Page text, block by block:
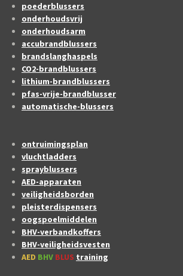
poederblussers
onderhoudsvrij
onderhoudsarm
accubrandblussers
brandslanghaspels
CO2-brandblussers
lithium-brandblussers
pfas-vrije-brandblusser
automatische-blussers
ontruimingsplan
vluchtladders
sprayblussers
AED-apparaten
veiligheidsborden
pleisterdispensers
oogspoelmiddelen
BHV-verbandkoffers
BHV-veiligheidsvesten
AED BHV BLUS training